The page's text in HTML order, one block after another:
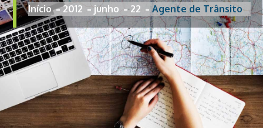
Início 2012 junho 22 Agente de Trânsito